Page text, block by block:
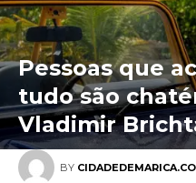
BY
Pessoas que
tudo são
Vladimir